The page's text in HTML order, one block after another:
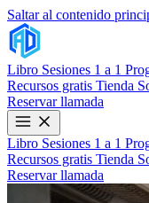
Saltar al contenido
Libro Sesiones 1 a 1
Recursos gratis Tienda
Reservar llamada
Libro Sesiones 1 a 1
Recursos gratis Tienda
Reservar llamada